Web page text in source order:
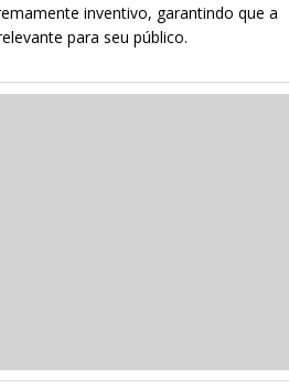
inventivo, garantindo que a
para seu público.